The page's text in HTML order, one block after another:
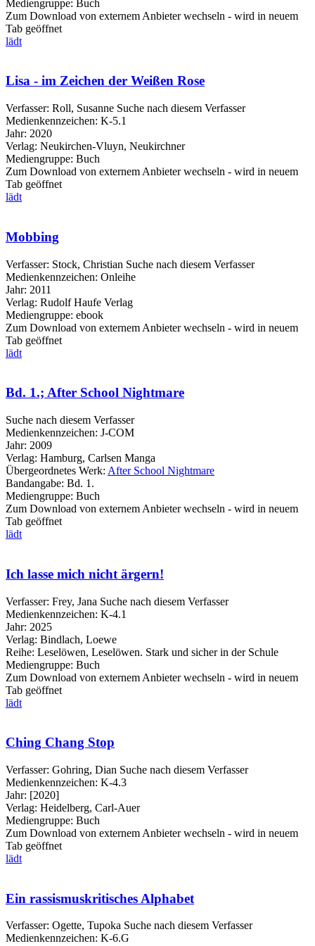
Mediengruppe: Buch
Zum Download von externem Anbieter wechseln - wird in neuem
Tab geöffnet
lädt
Lisa - im Zeichen der Weißen Rose
Verfasser: Roll, Susanne Suche nach diesem Verfasser
Medienkennzeichen: K-5.1
Jahr: 2020
Verlag: Neukirchen-Vluyn, Neukirchner
Mediengruppe: Buch
Zum Download von externem Anbieter wechseln - wird in neuem
Tab geöffnet
lädt
Mobbing
Verfasser: Stock, Christian Suche nach diesem Verfasser
Medienkennzeichen: Onleihe
Jahr: 2011
Verlag: Rudolf Haufe Verlag
Mediengruppe: ebook
Zum Download von externem Anbieter wechseln - wird in neuem
Tab geöffnet
lädt
Bd. 1.; After School Nightmare
Suche nach diesem Verfasser
Medienkennzeichen: J-COM
Jahr: 2009
Verlag: Hamburg, Carlsen Manga
Übergeordnetes Werk: After School Nightmare
Bandangabe: Bd. 1.
Mediengruppe: Buch
Zum Download von externem Anbieter wechseln - wird in neuem
Tab geöffnet
lädt
Ich lasse mich nicht ärgern!
Verfasser: Frey, Jana Suche nach diesem Verfasser
Medienkennzeichen: K-4.1
Jahr: 2025
Verlag: Bindlach, Loewe
Reihe: Leselöwen, Leselöwen. Stark und sicher in der Schule
Mediengruppe: Buch
Zum Download von externem Anbieter wechseln - wird in neuem
Tab geöffnet
lädt
Ching Chang Stop
Verfasser: Gohring, Dian Suche nach diesem Verfasser
Medienkennzeichen: K-4.3
Jahr: [2020]
Verlag: Heidelberg, Carl-Auer
Mediengruppe: Buch
Zum Download von externem Anbieter wechseln - wird in neuem
Tab geöffnet
lädt
Ein rassismuskritisches Alphabet
Verfasser: Ogette, Tupoka Suche nach diesem Verfasser
Medienkennzeichen: K-6.G